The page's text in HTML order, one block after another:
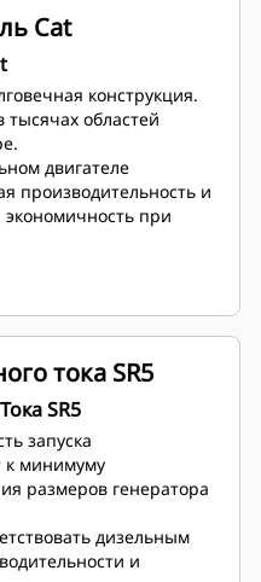
Cat
конструкция.
областей
двигателе
производительность и
экономичность при
тока SR5
SR5
запуска
к минимуму
размеров генератора
дизельным
и